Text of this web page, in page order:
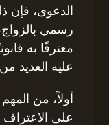
الدعوى، فإن
رسمي
معترفًا به
عليه العديد
أولاً، من
على الاعتراف